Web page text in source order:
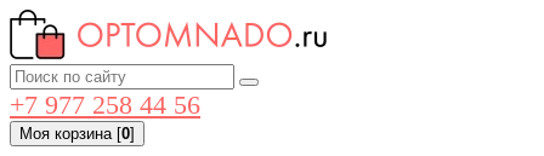
+7 977 258 44 56
Моя корзина[0]